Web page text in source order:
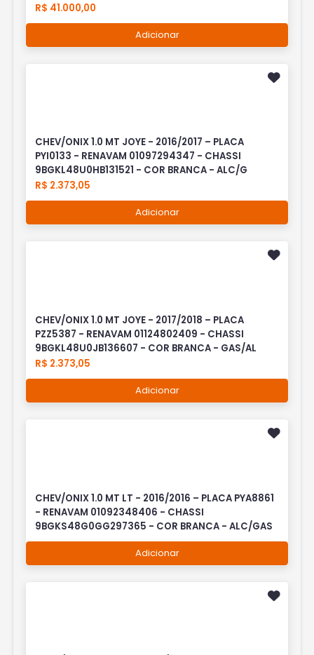
R$ 41.000,00
Adicionar
CHEV/ONIX 1.0 MT JOYE - 2016/2017 – PLACA
PYI0133 - RENAVAM 01097294347 - CHASSI
9BGKL48U0HB131521 - COR BRANCA - ALC/G
R$ 2.373,05
Adicionar
CHEV/ONIX 1.0 MT JOYE - 2017/2018 – PLACA
PZZ5387 - RENAVAM 01124802409 - CHASSI
9BGKL48U0JB136607 - COR BRANCA - GAS/AL
R$ 2.373,05
Adicionar
CHEV/ONIX 1.0 MT LT - 2016/2016 – PLACA PYA8861
- RENAVAM 01092348406 - CHASSI
9BGKS48G0GG297365 - COR BRANCA - ALC/GAS
Adicionar